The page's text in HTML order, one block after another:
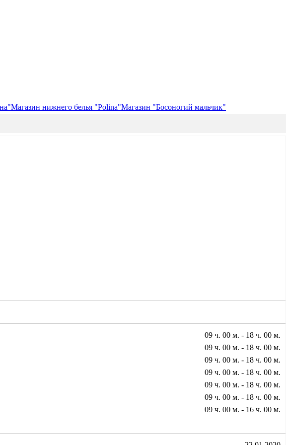
Магазин нижнего белья "Polina"Магазин "Босоногий мальчик"
09 ч. 00 м. - 18 ч. 00 м.
09 ч. 00 м. - 18 ч. 00 м.
09 ч. 00 м. - 18 ч. 00 м.
09 ч. 00 м. - 18 ч. 00 м.
09 ч. 00 м. - 18 ч. 00 м.
09 ч. 00 м. - 18 ч. 00 м.
09 ч. 00 м. - 16 ч. 00 м.